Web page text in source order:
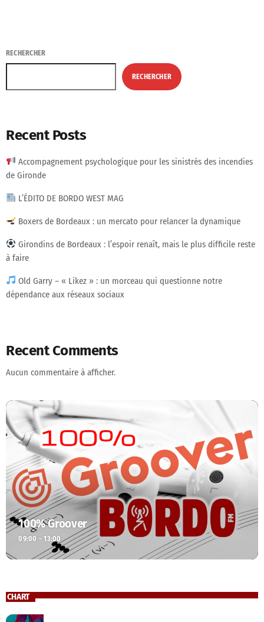
RECHERCHER
RECHERCHER
Recent Posts
Accompagnement psychologique pour les sinistrés des incendies
de Gironde
L’ÉDITO DE BORDO WEST MAG
Boxers de Bordeaux : un mercato pour relancer la dynamique
Girondins de Bordeaux : l’espoir renaît, mais le plus difficile reste
à faire
Old Garry – « Likez » : un morceau qui questionne notre
dépendance aux réseaux sociaux
Recent Comments
Aucun commentaire à afficher.
100% Groover
09:00 - 13:00
CHART